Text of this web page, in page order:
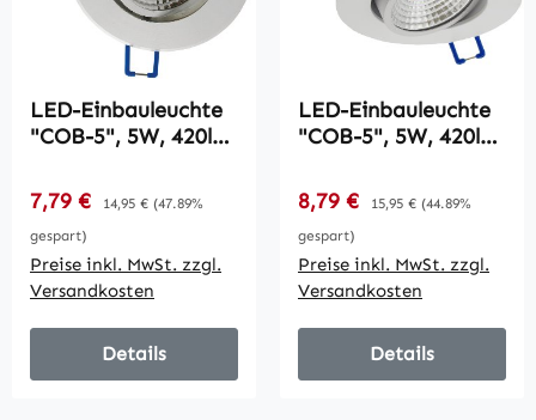
LED-Einbauleuchte
"COB-5", 5W, 420lm
Ø85xT47mm,
Rahmen chrom
Verkaufspreis:
7,79 € Regulärer Preis:
14,95 € (47.89%
gespart)
Preise inkl. MwSt. zzgl.
Versandkosten
Details
LED-Einbauleuchte
"COB-5", 5W, 420lm
Ø85xT47mm,
Rahmen weiß
Verkaufspreis:
8,79 € Regulärer Preis:
15,95 € (44.89%
gespart)
Preise inkl. MwSt. zzgl.
Versandkosten
Details